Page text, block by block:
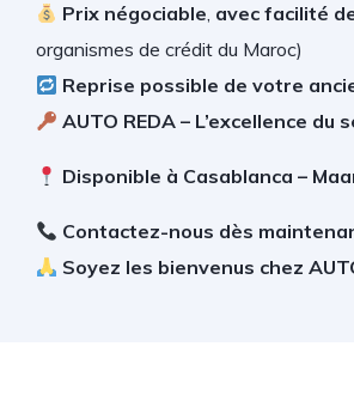
Prix négociable, avec facilité
organismes de crédit du Maroc)
Reprise possible de votre
AUTO REDA – L’excellence
Disponible à Casablanca –
Contactez-nous dès
Soyez les bienvenus chez